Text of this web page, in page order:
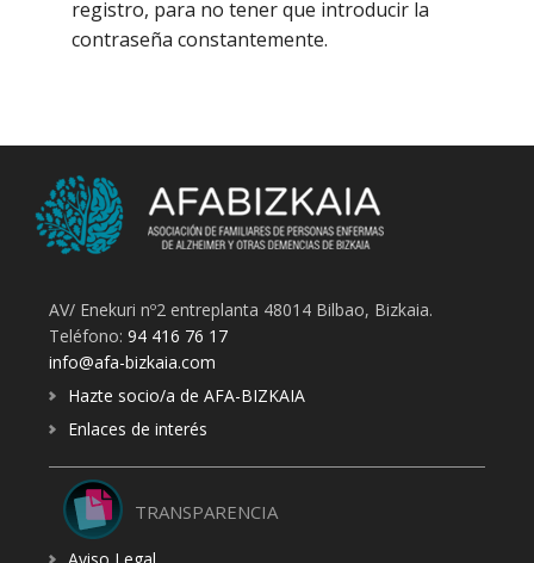
registro, para no tener que introducir la
contraseña constantemente.
AV/ Enekuri nº2 entreplanta 48014 Bilbao, Bizkaia.
Teléfono: 94 416 76 17
info@afa-bizkaia.com
Hazte socio/a de AFA-BIZKAIA
Enlaces de interés
TRANSPARENCIA